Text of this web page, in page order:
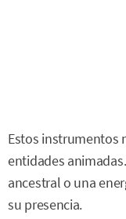
Estos instrumentos
entidades
ancestral o una
su presencia.